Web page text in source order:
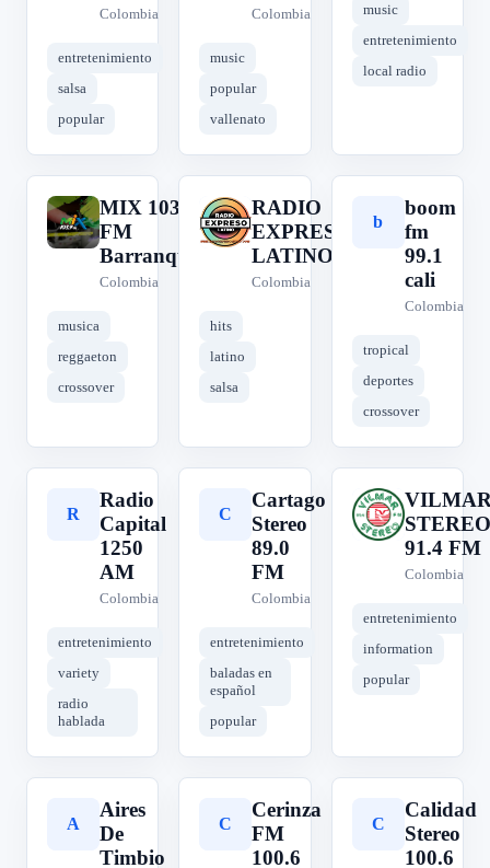
Colombia
entretenimiento
salsa
popular
Colombia
music
popular
vallenato
music
entretenimiento
local radio
M
MIX 103.9
FM
Barranquilla
Colombia
musica
reggaeton
crossover
R
RADIO
EXPRESO
LATINO
Colombia
hits
latino
salsa
b
boom
fm
99.1
cali
Colombia
tropical
deportes
crossover
R
Radio
Capital
1250
AM
Colombia
entretenimiento
variety
radio
hablada
C
Cartago
Stereo
89.0
FM
Colombia
entretenimiento
baladas en
español
popular
V
STEREO
91.4 FM
Colombia
entretenimiento
information
popular
A
Aires
De
Timbio
C
Cerinza
FM
100.6
C
Calidad
Stereo
100.6